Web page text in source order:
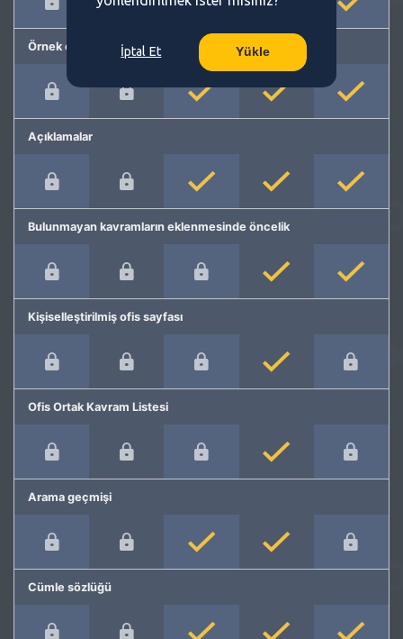
Örnek cümleler
Açıklamalar
Bulunmayan kavramların eklenmesinde öncelik
Kişiselleştirilmiş ofis sayfası
Ofis Ortak Kavram Listesi
Arama geçmişi
Cümle sözlüğü
İptal Et Yükle